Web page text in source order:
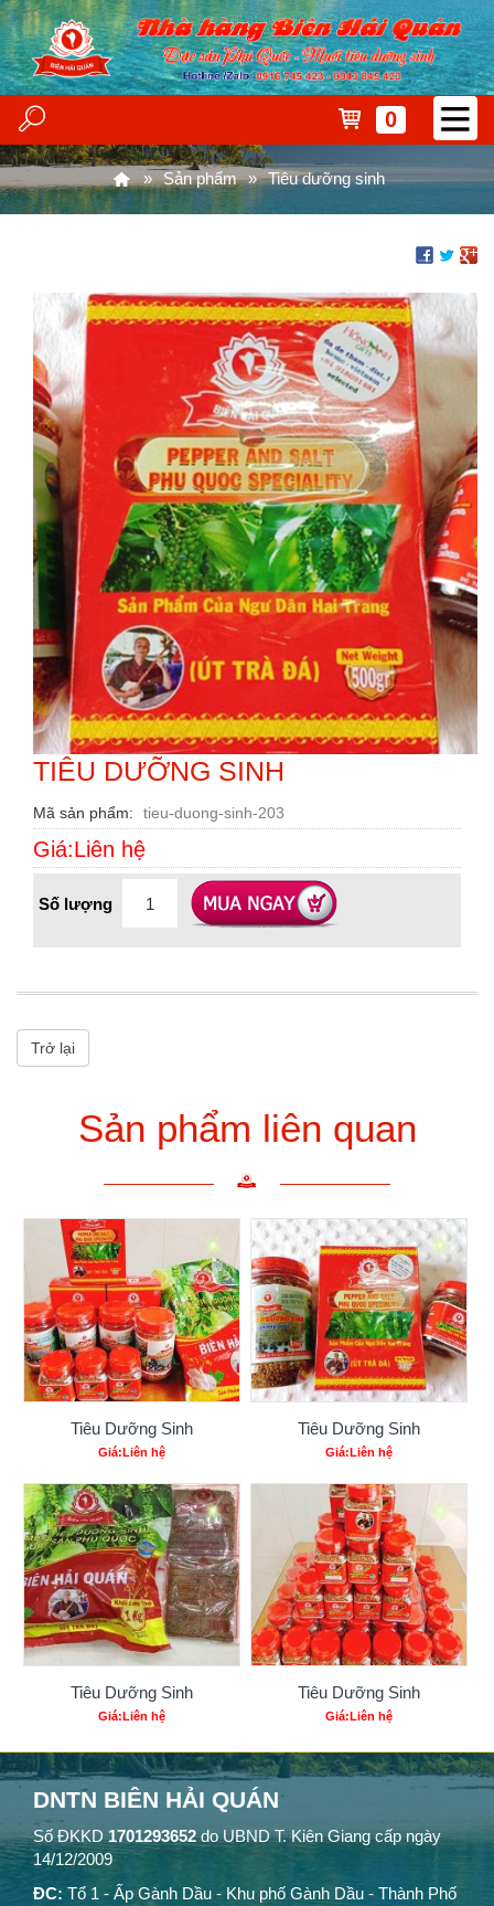
0
Sản phẩm Tiêu dưỡng sinh
TIÊU DƯỠNG SINH
Mã sản phẩm tieu-duong-sinh-203
Giá:Liên hệ
Số lượng
Trở lại
Sản phẩm liên quan
Tiêu Dưỡng Sinh
Giá:Liên hệ
Tiêu Dưỡng Sinh
Giá:Liên hệ
Tiêu Dưỡng Sinh
Giá:Liên hệ
Tiêu Dưỡng Sinh
Giá:Liên hệ
DNTN BIÊN HẢI QUÁN
Số ĐKKD1701293652do UBND T. Kiên Giang cấp ngày
14/12/2009
ĐC: Tổ 1 - Ấp Gành Dầu - Khu phố Gành Dầu - Thành Phố